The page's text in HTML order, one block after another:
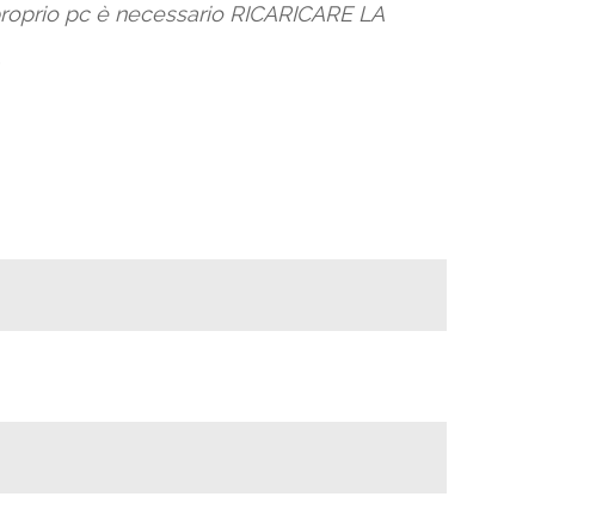
pc è necessario RICARICARE LA